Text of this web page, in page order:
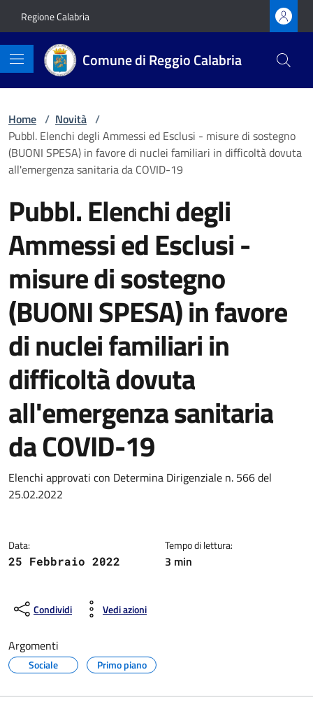
Regione Calabria
Comune di Reggio Calabria
Home / Novità /
Pubbl. Elenchi degli Ammessi ed Esclusi - misure di sostegno
(BUONI SPESA) in favore di nuclei familiari in difficoltà dovuta
all'emergenza sanitaria da COVID-19
Pubbl. Elenchi degli
Ammessi ed Esclusi -
misure di sostegno
(BUONI SPESA) in favore
di nuclei familiari in
difficoltà dovuta
all'emergenza sanitaria
da COVID-19
Dettagli della notizia
Elenchi approvati con Determina Dirigenziale n. 566 del
25.02.2022
Data:
25 Febbraio 2022
Tempo di lettura:
3 min
Condividi Vedi azioni
Argomenti
Sociale Primo piano